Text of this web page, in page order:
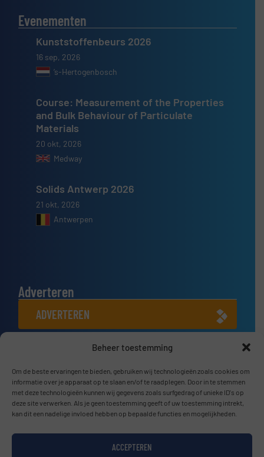
Beheer toestemming
Om de beste ervaringen te bieden, gebruiken wij technologieën zoals cookies om
informatie over je apparaat op te slaan en/of te raadplegen. Door in te stemmen
met deze technologieën kunnen wij gegevens zoals surfgedrag of unieke ID's op
deze site verwerken. Als je geen toestemming geeft of uw toestemming intrekt,
kan dit een nadelige invloed hebben op bepaalde functies en mogelijkheden.
ACCEPTEREN
Evenementen
Kunststoffenbeurs 2026
16 sep, 2026
’s-Hertogenbosch
Course: Measurement of the Properties
and Bulk Behaviour of Particulate
Materials
20 okt, 2026
Medway
Solids Antwerp 2026
21 okt, 2026
Antwerpen
Adverteren
ADVERTEREN
Connect met ons
LINKEDIN
SCHRIJF JE NU IN